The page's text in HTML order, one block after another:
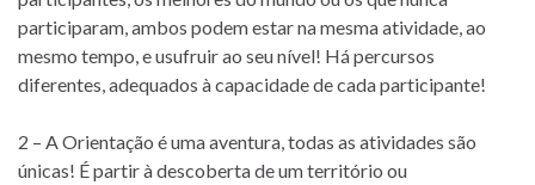
participaram, ambos podem estar na mesma atividade, ao
mesmo tempo, e usufruir ao seu nível! Há percursos
diferentes, adequados à capacidade de cada participante!
2 – A Orientação é uma aventura, todas as atividades são
únicas! É partir à descoberta de um território ou